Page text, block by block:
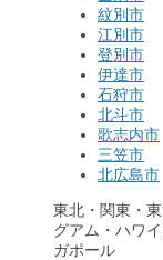
紋別市
江別市
登別市
伊達市
石狩市
北斗市
歌志内市
三笠市
北広島市
東北・関東・
グアム・ハワ
ガポール